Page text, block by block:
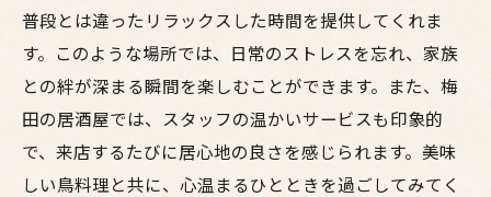
普段とは違ったリラックスした時間を提供してくれま
す。このような場所では、日常のストレスを忘れ、家族
との絆が深まる瞬間を楽しむことができます。また、梅
田の居酒屋では、スタッフの温かいサービスも印象的
で、来店するたびに居心地の良さを感じられます。美味
しい鳥料理と共に、心温まるひとときを過ごしてみてく